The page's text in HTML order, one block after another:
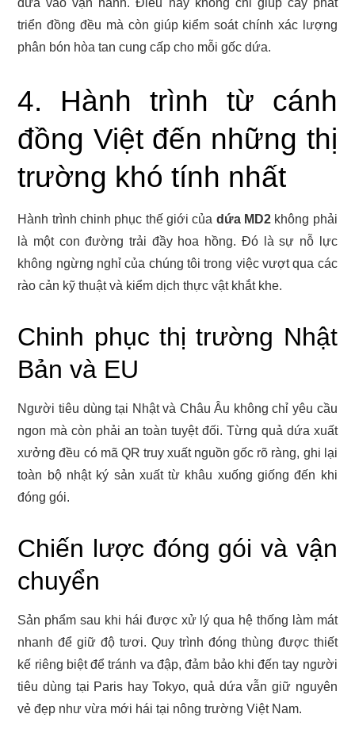
đưa vào vận hành. Điều này không chỉ giúp cây phát
triển đồng đều mà còn giúp kiểm soát chính xác lượng
phân bón hòa tan cung cấp cho mỗi gốc dứa.
4. Hành trình từ cánh
đồng Việt đến những thị
trường khó tính nhất
Hành trình chinh phục thế giới của dứa MD2không phải
là một con đường trải đầy hoa hồng. Đó là sự nỗ lực
không ngừng nghỉ của chúng tôi trong việc vượt qua các
rào cản kỹ thuật và kiểm dịch thực vật khắt khe.
Chinh phục thị trường Nhật
Bản và EU
Người tiêu dùng tại Nhật và Châu Âu không chỉ yêu cầu
ngon mà còn phải an toàn tuyệt đối. Từng quả dứa xuất
xưởng đều có mã QR truy xuất nguồn gốc rõ ràng, ghi lại
toàn bộ nhật ký sản xuất từ khâu xuống giống đến khi
đóng gói.
Chiến lược đóng gói và vận
chuyển
Sản phẩm sau khi hái được xử lý qua hệ thống làm mát
nhanh để giữ độ tươi. Quy trình đóng thùng được thiết
kế riêng biệt để tránh va đập, đảm bảo khi đến tay người
tiêu dùng tại Paris hay Tokyo, quả dứa vẫn giữ nguyên
vẻ đẹp như vừa mới hái tại nông trường Việt Nam.